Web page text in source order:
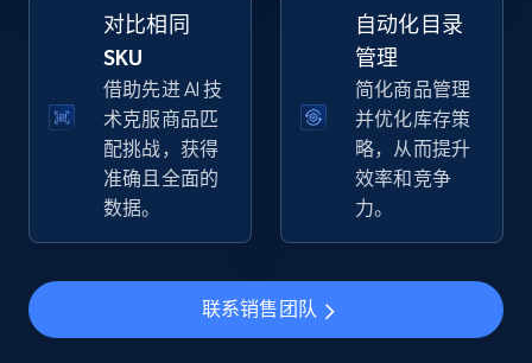
Specifications, Image urls, Top reviews, and
more.
5.6K+ 876+ 立即开始
Walmart - products - Discover products by
using sku numbers
URL, Final price, Sku, Currency, Gtin,
Specifications, Image urls, Top reviews, and
more.
对比相同
SKU
借助先进 AI 技
术克服商品匹
配挑战，获得
准确且全面的
数据。
自动化目录
管理
简化商品管理
并优化库存策
略，从而提升
效率和竞争
力。
联系销售团队